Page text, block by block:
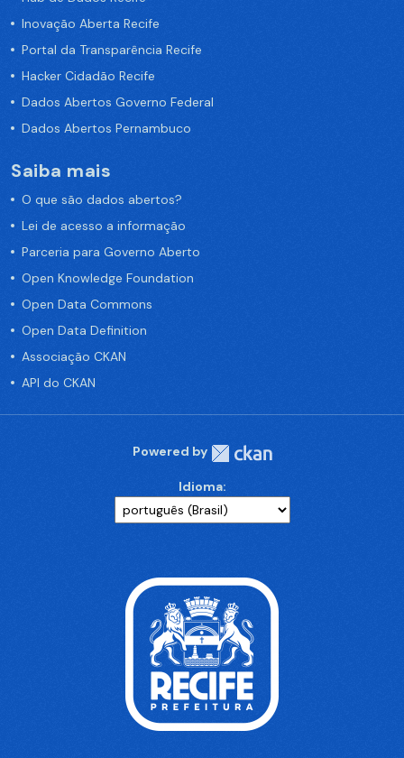
Inovação Aberta Recife
Portal da Transparência Recife
Hacker Cidadão Recife
Dados Abertos Governo Federal
Dados Abertos Pernambuco
Saiba mais
O que são dados abertos?
Lei de acesso a informação
Parceria para Governo Aberto
Open Knowledge Foundation
Open Data Commons
Open Data Definition
Associação CKAN
API do CKAN
Powered by
Idioma